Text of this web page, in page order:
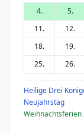
4.
5.
11.
12.
18.
19.
25.
26.
Heilige Drei
Neujahrstag
Weihnachtsferien